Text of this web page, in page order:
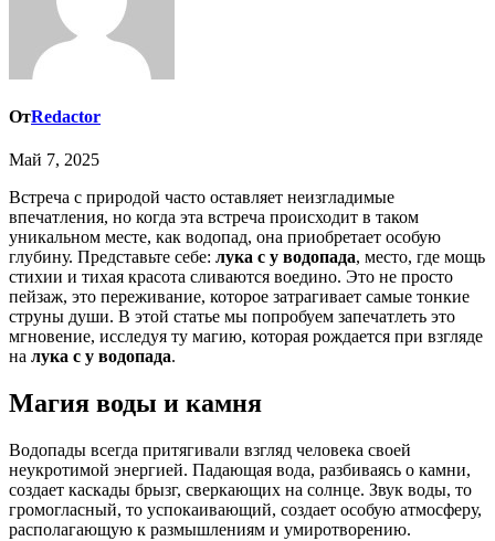
ОтRedactor
Май 7, 2025
Встреча с природой часто оставляет неизгладимые
впечатления, но когда эта встреча происходит в таком
уникальном месте, как водопад, она приобретает особую
глубину. Представьте себе: лука с у водопада, место, где мощь
стихии и тихая красота сливаются воедино. Это не просто
пейзаж, это переживание, которое затрагивает самые тонкие
струны души. В этой статье мы попробуем запечатлеть это
мгновение, исследуя ту магию, которая рождается при взгляде
на лука с у водопада.
Магия воды и камня
Водопады всегда притягивали взгляд человека своей
неукротимой энергией. Падающая вода, разбиваясь о камни,
создает каскады брызг, сверкающих на солнце. Звук воды, то
громогласный, то успокаивающий, создает особую атмосферу,
располагающую к размышлениям и умиротворению.